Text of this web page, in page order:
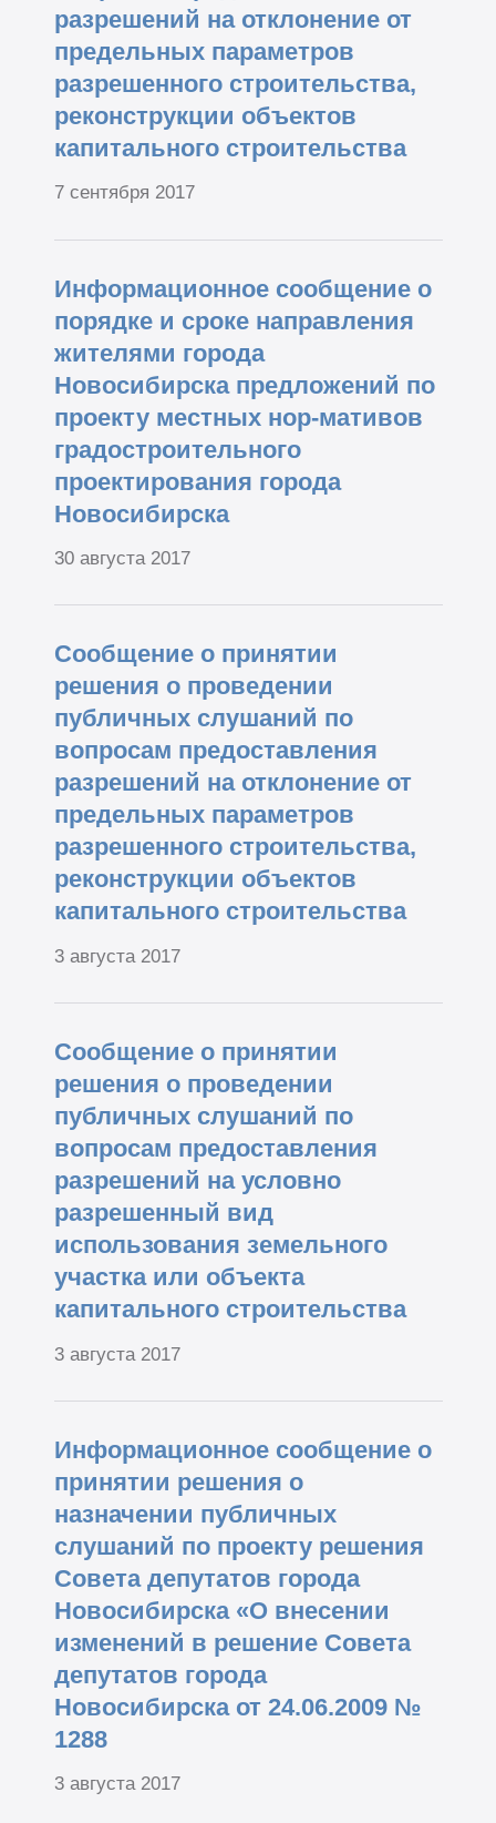
разрешений на отклонение от
предельных параметров
разрешенного строительства,
реконструкции объектов
капитального строительства
7 сентября 2017
Информационное сообщение о
порядке и сроке направления
жителями города
Новосибирска предложений по
проекту местных нор-мативов
градостроительного
проектирования города
Новосибирска
30 августа 2017
Сообщение о принятии
решения о проведении
публичных слушаний по
вопросам предоставления
разрешений на отклонение от
предельных параметров
разрешенного строительства,
реконструкции объектов
капитального строительства
3 августа 2017
Сообщение о принятии
решения о проведении
публичных слушаний по
вопросам предоставления
разрешений на условно
разрешенный вид
использования земельного
участка или объекта
капитального строительства
3 августа 2017
Информационное сообщение о
принятии решения о
назначении публичных
слушаний по проекту решения
Совета депутатов города
Новосибирска «О внесении
изменений в решение Совета
депутатов города
Новосибирска от 24.06.2009 №
1288
3 августа 2017